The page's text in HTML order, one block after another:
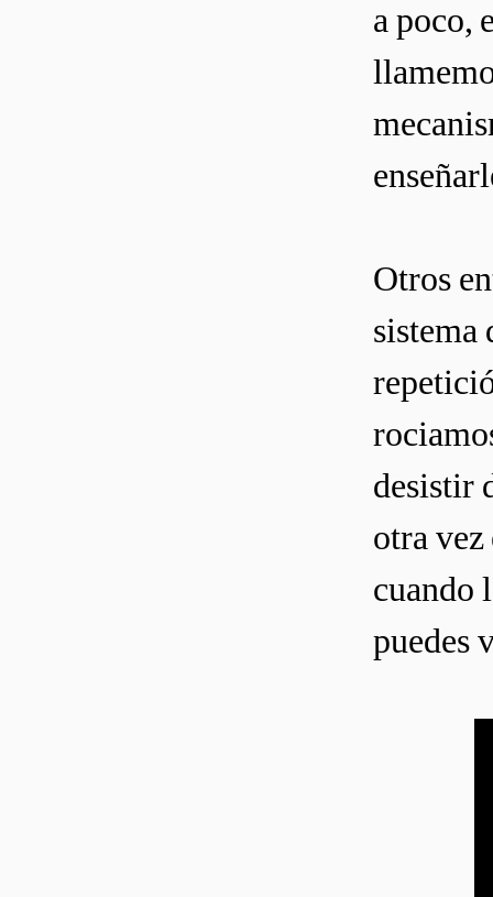
a poco,
Otros
sistema
desistir
otra vez
cuando
puedes